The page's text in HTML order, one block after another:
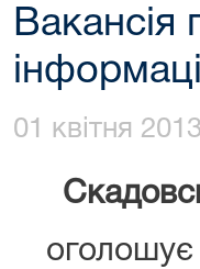
Вакансія
01 квітня
оголошує